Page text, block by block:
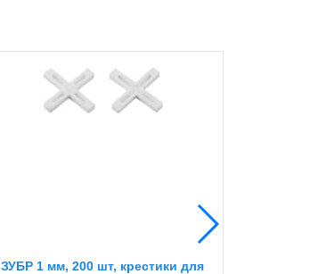
ЗУБР 1 мм, 200 шт, крестики для